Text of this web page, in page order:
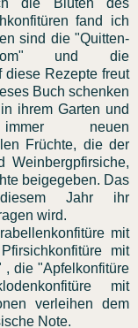
fand ich
sind die "Quitten-
und die
diese Rezepte freut
Buch schenken
ihrem Garten und
neuen
Früchte, die der
Weinbergpfirsiche,
beigegeben. Das
Jahr ihr
wird.
mit
mit
, die "Apfelkonfitüre
mit
verleihen dem
Note.